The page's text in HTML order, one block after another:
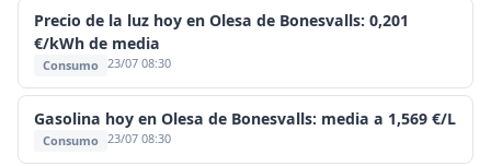
Precio de la luz hoy en Olesa de Bonesvalls: 0,201
€/kWh de media
Consumo 23/07 08:30
Gasolina hoy en Olesa de Bonesvalls: media a 1,569 €/L
Consumo 23/07 08:30